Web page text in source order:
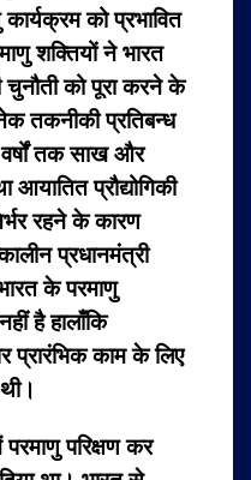
को प्रभावित
शक्तियों ने भारत
चुनौती को पूरा करने के
तकनीकी प्रतिबन्ध
तक साख और
प्रौद्योगिकी
रहने के कारण
प्रधानमंत्री
के परमाणु
है हालाँकि
प्रारंभिक काम के लिए
परिक्षण कर